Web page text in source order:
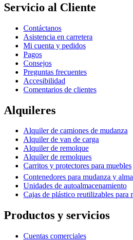
Servicio al Cliente
Contáctanos
Asistencia en carretera
Mi cuenta y pedidos
Pagos
Consejos
Preguntas frecuentes
Accesibilidad
Comentarios de clientes
Alquileres
Alquiler de camiones de mudanza
Alquiler de van de carga
Alquiler de remolque
Alquiler de remolques
Carritos y protectores para muebles
Contenedores para mudanza y
Unidades de autoalmacenamiento
Cajas de plástico reutilizables para
Productos y servicios
Cuentas comerciales